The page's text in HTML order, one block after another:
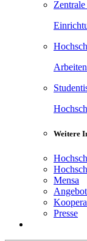
Weitere
Mensa
Presse